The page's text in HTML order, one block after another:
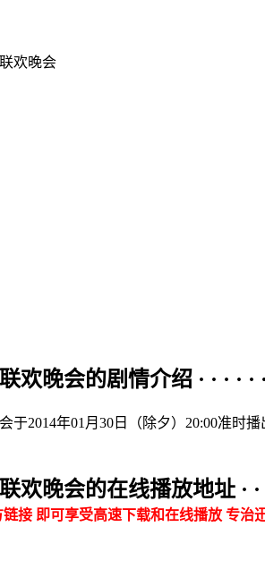
欢晚会
晚会的剧情介绍 · · · · · ·
2014年01月30日（除夕）20:00准时
晚会的在线播放地址 · · ·
接 即可享受高速下载和在线播放 专治